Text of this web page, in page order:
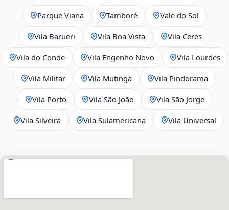
Parque Viana Tamboré Vale do Sol
Vila Barueri Vila Boa Vista Vila Ceres
Vila do Conde Vila Engenho Novo Vila Lourdes
Vila Militar Vila Mutinga Vila Pindorama
Vila Porto Vila São João Vila São Jorge
Vila Silveira Vila Sulamericana Vila Universal